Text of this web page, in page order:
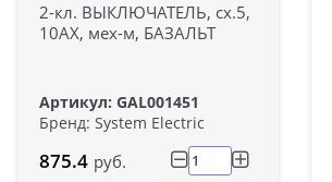
2-кл. ВЫКЛЮЧАТЕЛЬ, сх.5,
10АХ, мех-м, БАЗАЛЬТ
Артикул: GAL001451
Бренд: System Electric
875.4 руб.